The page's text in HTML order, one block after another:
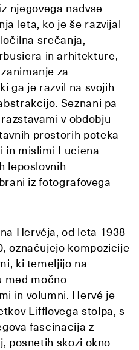
njegovega nadvse
leta, ko je še razvijal
srečanja,
in arhitekture,
za
ga je razvil na svojih
Seznani pa
v obdobju
prostorih poteka
in mislimi Luciena
leposlovnih
iz fotografovega
Hervéja, od leta 1938
označujejo kompozicije
ki temeljijo na
med močno
in volumni. Hervé je
Eifflovega stolpa, s
fascinacija z
posnetih skozi okno